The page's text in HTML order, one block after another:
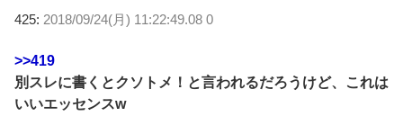
425: 2018/09/24(月) 11:22:49.08 0
>>419
別スレに書くとクソトメ！と言われるだろうけど、これは
いいエッセンスw